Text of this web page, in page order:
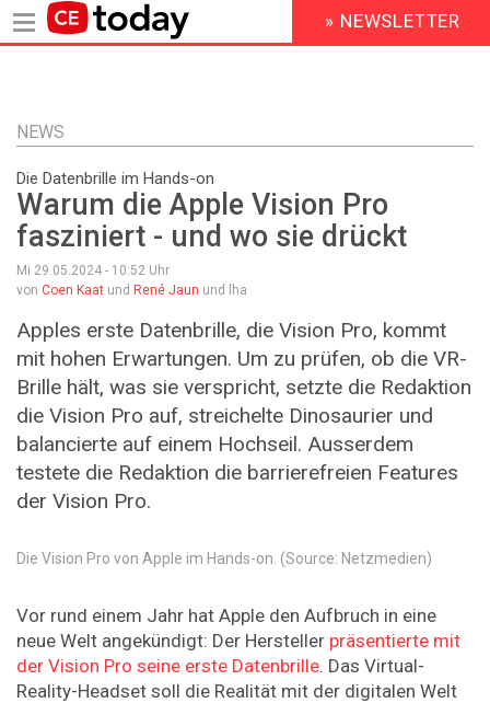
Inhalt
HEADER
MENU
» NEWSLETTER
NEWS
Die Datenbrille im Hands-on
Warum die Apple Vision Pro
fasziniert - und wo sie drückt
Mi 29.05.2024 - 10:52 Uhr
von Coen Kaat und René Jaun und lha
Apples erste Datenbrille, die Vision Pro, kommt
mit hohen Erwartungen. Um zu prüfen, ob die VR-
Brille hält, was sie verspricht, setzte die Redaktion
die Vision Pro auf, streichelte Dinosaurier und
balancierte auf einem Hochseil. Ausserdem
testete die Redaktion die barrierefreien Features
der Vision Pro.
Die Vision Pro von Apple im Hands-on. (Source: Netzmedien)
Vor rund einem Jahr hat Apple den Aufbruch in eine
neue Welt angekündigt: Der Hersteller präsentierte mit
der Vision Pro seine erste Datenbrille. Das Virtual-
Reality-Headset soll die Realität mit der digitalen Welt